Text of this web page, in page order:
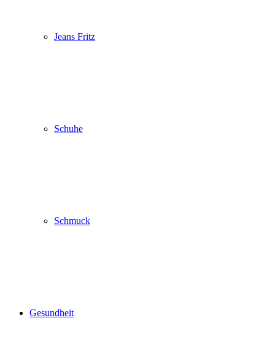
Jeans Fritz
Schuhe
Schmuck
Gesundheit